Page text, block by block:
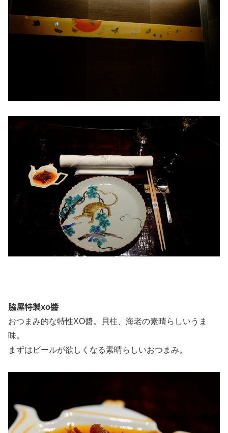
脇屋特製xo醬
おつまみ的な特性XO醬。貝柱、海老の素晴らしいうま
味。
まずはビールが欲しくなる素晴らしいおつまみ。